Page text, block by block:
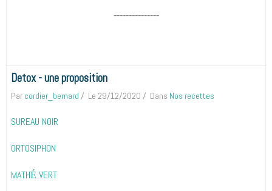
---------------
Detox - une proposition
Par cordier_bernard Le 29/12/2020 Dans Nos recettes
SUREAU NOIR
ORTOSIPHON
MATHÉ VERT